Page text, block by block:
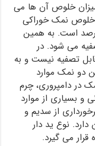
خلوص آن ها می
خلوص نمک خوراکی
و میزان خلوص نمک صنعتی ۹۵ درصد است. به همین
می شود. در
تصفیه نیست و به
دو نمک موارد
در دامپروری، چرم
و بسیاری از موارد
از سدیم و
نوع ید دار
می گیرد.